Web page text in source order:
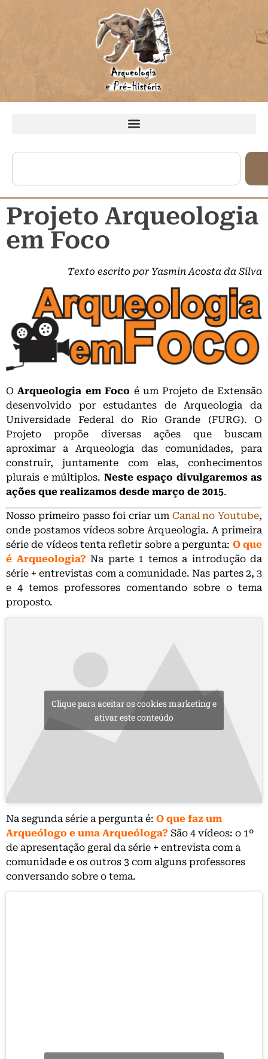
Projeto Arqueologia
em Foco
Texto escrito por Yasmin Acosta da Silva
OArqueologia em Foco é um Projeto de Extensão
desenvolvido por estudantes de Arqueologia da
Universidade Federal do Rio Grande (FURG). O
Projeto propõe diversas ações que buscam
aproximar a Arqueologia das comunidades, para
construir, juntamente com elas, conhecimentos
plurais e múltiplos. Neste espaço divulgaremos as
ações que realizamos desde março de 2015.
Nosso primeiro passo foi criar um Canal no Youtube,
onde postamos vídeos sobre Arqueologia. A primeira
série de vídeos tenta refletir sobre a pergunta: O que
é Arqueologia? Na parte 1 temos a introdução da
série + entrevistas com a comunidade. Nas partes 2, 3
e 4 temos professores comentando sobre o tema
proposto.
Clique para aceitar os cookies marketing e
ativar este conteúdo
Na segunda série a pergunta é: O que faz um
Arqueólogo e uma Arqueóloga? São 4 vídeos: o 1º
de apresentação geral da série + entrevista com a
comunidade e os outros 3 com alguns professores
conversando sobre o tema.